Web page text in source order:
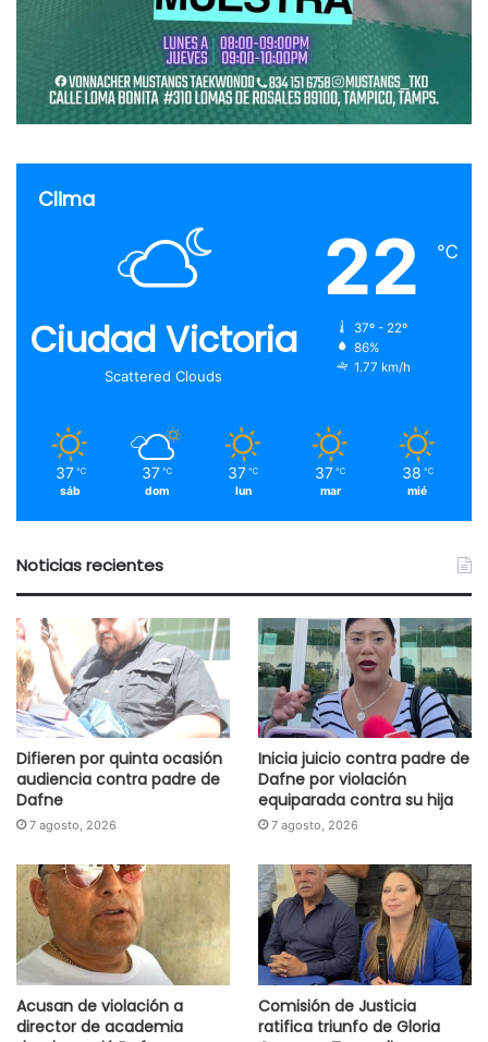
Clima
Ciudad Victoria
Scattered Clouds
22 ℃
37º - 22º
86%
1.77 km/h
37 ℃
sáb
37 ℃
dom
37 ℃
lun
37 ℃
mar
38 ℃
mié
Noticias recientes
Difieren por quinta ocasión
audiencia contra padre de
Dafne
7 agosto, 2026
Inicia juicio contra padre de
Dafne por violación
equiparada contra su hija
7 agosto, 2026
Acusan de violación a
director de academia
Comisión de Justicia
ratifica triunfo de Gloria